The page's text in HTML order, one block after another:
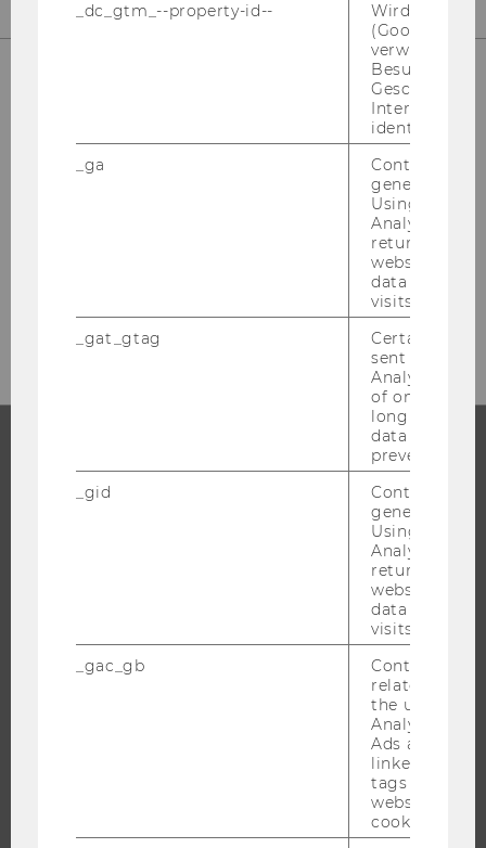
UNSERE SOCIAL MEDIA KANÄLE
EXECUTIVE EDUCATION
BEWERBUNG UND ZULASSUNG
INTERNATIONALE UND INCOMING EXCHANGE STUDIERENDE
ANGEBOTE FÜR SCHULEN UND STUDIENINTERESSIERTE
_dc_gtm_--property-id--
Wird von
(Google Tag
verwendet,
Besucher
Geschlecht
Interessen zu
identifizieren.
_ga
Contains a
generated
Using this
Analytics can
returning
website and
data from
visits.
_gat_gtag
Certain data
sent to
Analytics a
of once per
long as it is
data
prevented.
_gid
Contains a
generated
Using this
Analytics can
returning
website and
data from
visits.
_gac_gb
Contains
related
the user. If
Analytics and
Ads accounts
linked, the
tags on the
website read
cookie.